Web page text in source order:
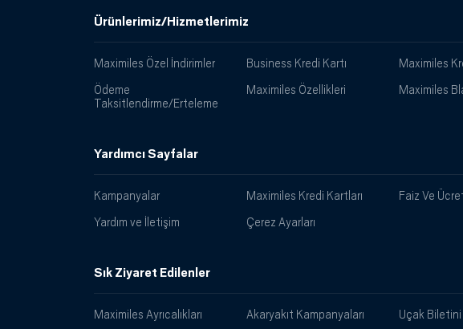
Ürünlerimiz/Hizmetlerimiz
Maximiles Özel İndirimler Business Kredi Kartı Maximiles
Ödeme
Taksitlendirme/Erteleme
Maximiles Özellikleri Maximiles
Yardımcı Sayfalar
Kampanyalar Maximiles Kredi Kartları Faiz Ve
Yardım ve İletişim
Çerez Ayarları
Sık Ziyaret Edilenler
Maximiles Ayrıcalıkları Akaryakıt Kampanyaları Uçak Biletini